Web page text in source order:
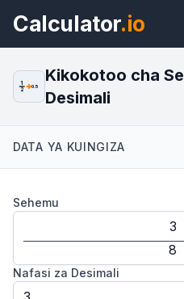
Calculator.io
1
2
0.5
Kikokotoo cha
Desimali
DATA YA KUINGIZA
Sehemu
Nafasi za Desimali